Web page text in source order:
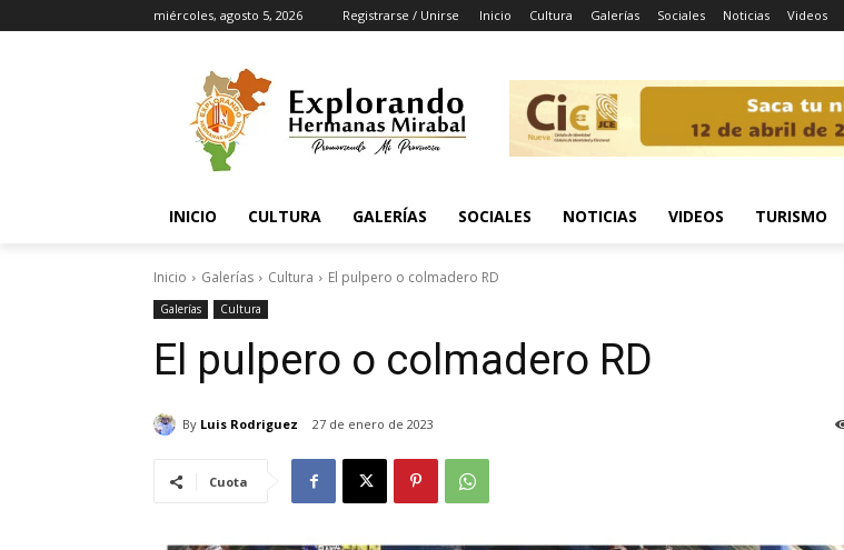
miércoles, agosto 5, 2026 Registrarse / Unirse Inicio Cultura Galerías Sociales Noticias Videos
INICIO CULTURA GALERÍAS SOCIALES NOTICIAS VIDEOS TURISMO
Inicio Galerías Cultura El pulpero o colmadero RD
Galerías Cultura
El pulpero o colmadero RD
By Luis Rodriguez 27 de enero de 2023
Cuota